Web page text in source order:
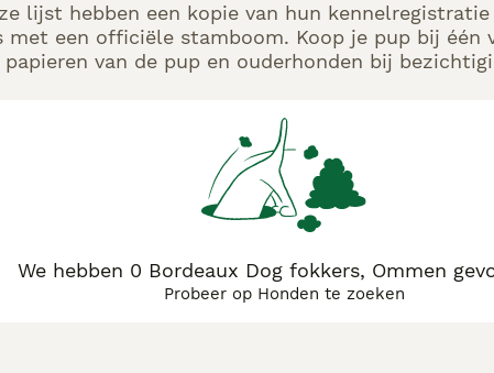
lijst hebben een kopie van hun
met een officiële stamboom. Koop je pup bij één
van de pup en ouderhonden bij
We hebben 0 Bordeaux Dog fokkers, Ommen
Probeer op Honden te zoeken